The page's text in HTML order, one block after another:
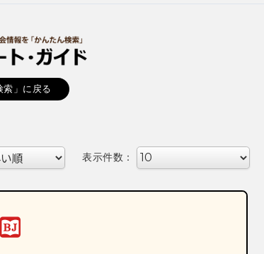
」に戻る
表示件数：